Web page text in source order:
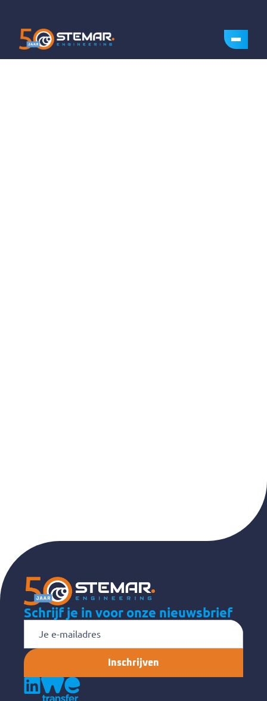
Schrijf je in voor onze nieuwsbrief
mailadres